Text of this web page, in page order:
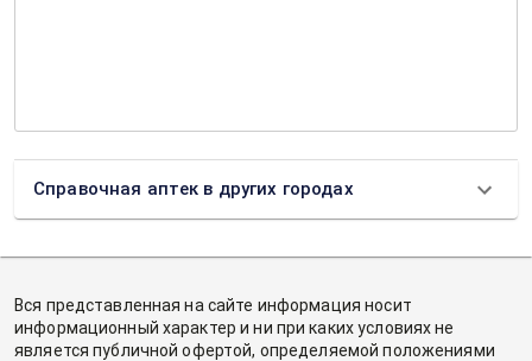
Справочная аптек в других городах
Вся представленная на сайте информация носит
информационный характер и ни при каких условиях не
является публичной офертой, определяемой положениями